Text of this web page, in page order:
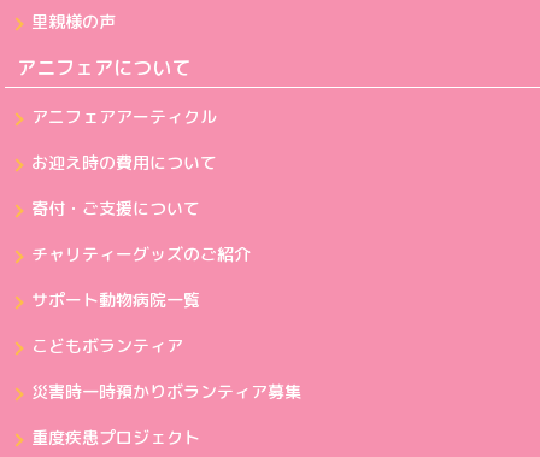
里親様の声
アニフェアについて
アニフェアアーティクル
お迎え時の費用について
寄付・ご支援について
チャリティーグッズのご紹介
サポート動物病院一覧
こどもボランティア
災害時一時預かりボランティア募集
重度疾患プロジェクト